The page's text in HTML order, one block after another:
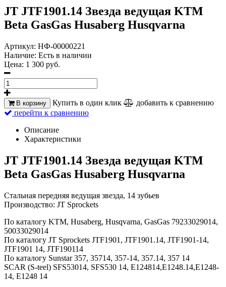
JT JTF1901.14 Звезда ведущая KTM
Beta GasGas Husaberg Husqvarna
Артикул: НФ-00000221
Наличие: Есть в наличии
Цена: 1 300 руб.
В корзину Купить в один клик
добавить к сравнению
перейти к сравнению
Описание
Характеристики
JT JTF1901.14 Звезда ведущая KTM
Beta GasGas Husaberg Husqvarna
Стальная передняя ведущая звезда, 14 зубьев
Производство: JT Sprockets
По каталогу KTM, Husaberg, Husqvarna, GasGas 79233029014,
50033029014
По каталогу JT Sprockets JTF1901, JTF1901.14, JTF1901-14,
JTF1901 14, JTF190114
По каталогу Sunstar 357, 35714, 357-14, 357.14, 357 14
SCAR (S-teel) SFS53014, SFS530 14, E124814,E1248.14,E1248-
14, E1248 14